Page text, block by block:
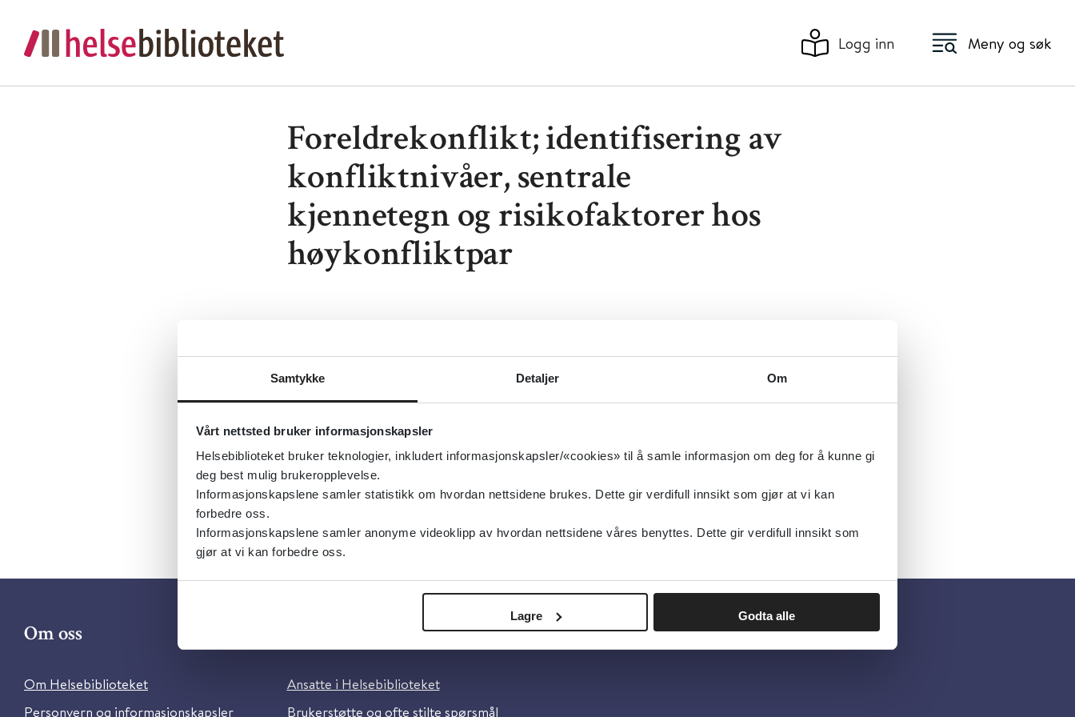
Samtykke Detaljer Om
Vårt nettsted bruker informasjonskapsler
Helsebiblioteket bruker teknologier, inkludert informasjonskapsler/«cookies» til å samle informasjon om deg for å kunne gi
deg best mulig brukeropplevelse.
Informasjonskapslene samler statistikk om hvordan nettsidene brukes. Dette gir verdifull innsikt som gjør at vi kan
forbedre oss.
Informasjonskapslene samler anonyme videoklipp av hvordan nettsidene våres benyttes. Dette gir verdifull innsikt som
gjør at vi kan forbedre oss.
Lagre Godta alle
Logg inn Meny og søk
Foreldrekonflikt; identifisering av
konfliktnivåer, sentrale
kjennetegn og risikofaktorer hos
høykonfliktpar
og risikofaktorer hos høykonfliktpar
Utgiver: Folkehelseinstituttet (FHI)
Metabeskrivelse: Kunnskapsoppsummering om alvorlig foreldrekonflikt.
Om oss
Om Helsebiblioteket
Personvern og informasjonskapsler
Ansatte i Helsebiblioteket
Brukerstøtte og ofte stilte spørsmål